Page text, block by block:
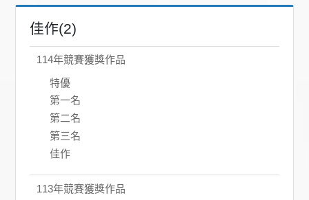
佳作(2)
114年競賽獲獎作品
特優
第一名
第二名
第三名
佳作
113年競賽獲獎作品